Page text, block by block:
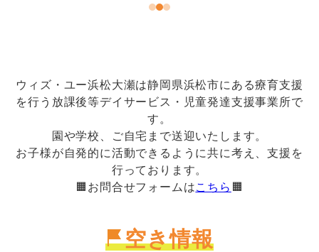
ウィズ・ユー浜松大瀬は静岡県浜松市にある療育支援
を行う放課後等デイサービス・児童発達支援事業所で
す。
園や学校、ご自宅まで送迎いたします。
お子様が自発的に活動できるように共に考え、支援を
行っております。
🟧お問合せフォームはこちら 🟧
空き情報